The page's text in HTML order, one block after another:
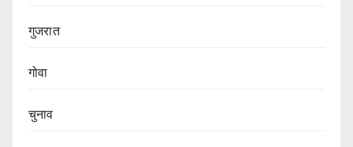
गुजरात
गोवा
चुनाव